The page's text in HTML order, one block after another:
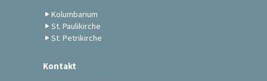
Kolumbarium
St. Paulikirche
St. Petrikirche
Kontakt